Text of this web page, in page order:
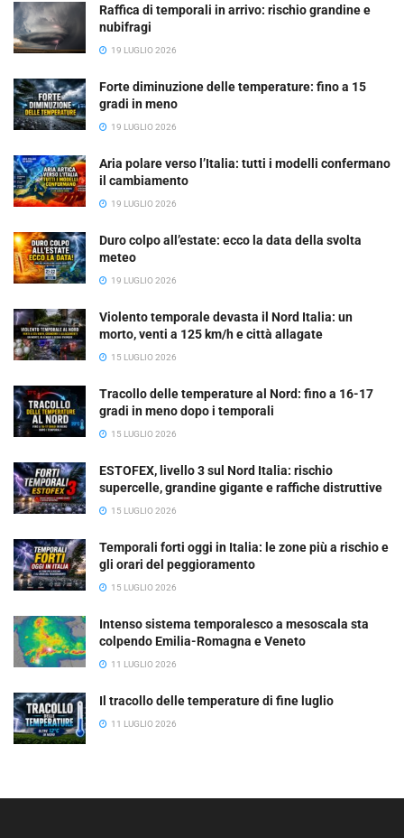
Raffica di temporali in arrivo: rischio grandine e
nubifragi
19 LUGLIO 2026
Forte diminuzione delle temperature: fino a 15
gradi in meno
19 LUGLIO 2026
Aria polare verso l’Italia: tutti i modelli confermano
il cambiamento
19 LUGLIO 2026
Duro colpo all’estate: ecco la data della svolta
meteo
19 LUGLIO 2026
Violento temporale devasta il Nord Italia: un
morto, venti a 125 km/h e città allagate
15 LUGLIO 2026
Tracollo delle temperature al Nord: fino a 16-17
gradi in meno dopo i temporali
15 LUGLIO 2026
ESTOFEX, livello 3 sul Nord Italia: rischio
supercelle, grandine gigante e raffiche distruttive
15 LUGLIO 2026
Temporali forti oggi in Italia: le zone più a rischio e
gli orari del peggioramento
15 LUGLIO 2026
Intenso sistema temporalesco a mesoscala sta
colpendo Emilia-Romagna e Veneto
11 LUGLIO 2026
Il tracollo delle temperature di fine luglio
11 LUGLIO 2026